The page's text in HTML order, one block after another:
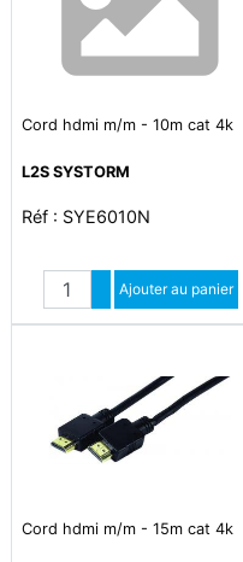
Cord hdmi m/m - 10m cat 4k
L2S SYSTORM
Réf : SYE6010N
Quantité
Augmenter quantité
Diminuer quantité
Ajouter au panier
Cord hdmi m/m - 15m cat 4k